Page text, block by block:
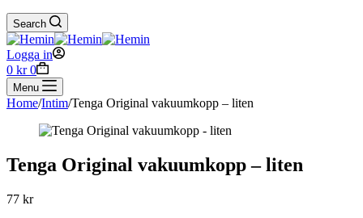
Search
Logga in
Shopping
cart
0 kr 0
Menu
Home/Intim/Tenga Original vakuumkopp – liten
Tenga Original vakuumkopp – liten
77 kr